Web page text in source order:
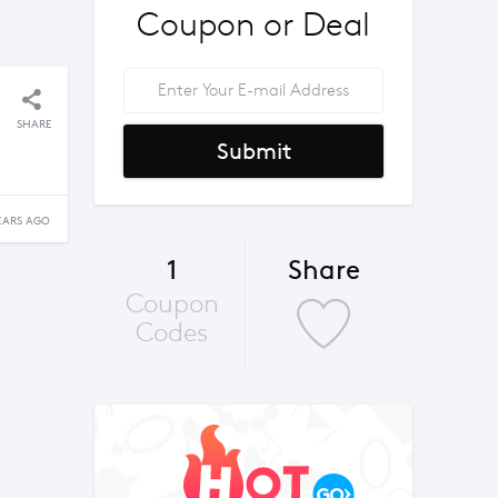
SHARE
AGO
Coupon or Deal
Submit
1
Coupon
Codes
Share